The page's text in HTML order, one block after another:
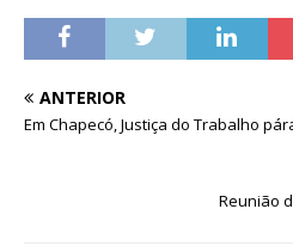
ANTERIOR
Em Chapecó, Justiça do Trabalho
Reunião